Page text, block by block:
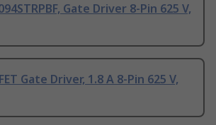
Gate Driver 8-Pin 625 V,
Gate Driver, 1.8 A 8-Pin 625 V,